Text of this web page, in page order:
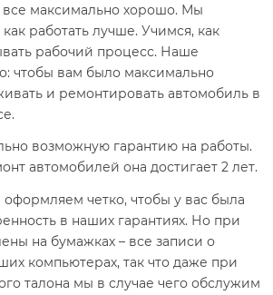
все максимально хорошо. Мы
работать лучше. Учимся, как
рабочий процесс. Наше
чтобы вам было максимально
и ремонтировать автомобиль в
возможную гарантию на работы.
автомобилей она достигает 2 лет.
четко, чтобы у вас была
в наших гарантиях. Но при
на бумажках – все записи о
компьютерах, так что даже при
талона мы в случае чего обслужим